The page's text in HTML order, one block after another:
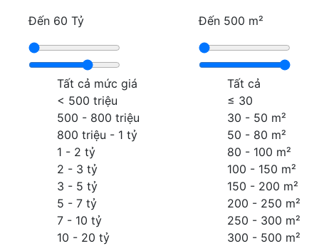
Đến 60 Tỷ
Tất cả mức giá
< 500 triệu
500 - 800 triệu
800 triệu - 1 tỷ
1 - 2 tỷ
2 - 3 tỷ
3 - 5 tỷ
5 - 7 tỷ
7 - 10 tỷ
10 - 20 tỷ
Đến 500 m²
Tất cả
≤ 30
30 - 50 m²
50 - 80 m²
80 - 100 m²
100 - 150 m²
150 - 200 m²
200 - 250 m²
250 - 300 m²
300 - 500 m²